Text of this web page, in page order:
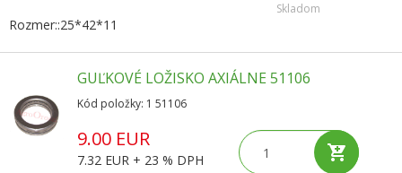
Skladom
Rozmer::25*42*11
GUĽKOVÉ LOŽISKO AXIÁLNE 51106
Kód položky: 1 51106
9.00 EUR
7.32 EUR + 23 % DPH